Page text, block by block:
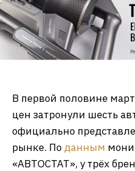
В первой половине
цен затронули шесть
официально
рынке. Поданным
«АВТОСТАТ», у трёх